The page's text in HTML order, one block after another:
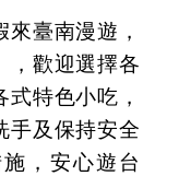
臺南漫遊，
，歡迎選擇各
特色小吃，
手及保持安全
，安心遊台